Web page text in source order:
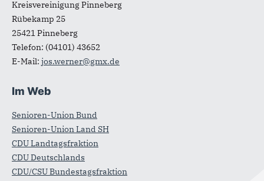
Kreisvereinigung Pinneberg
Rübekamp 25
25421 Pinneberg
Telefon: (04101) 43652
E-Mail: jos.werner@gmx.de
Im Web
Senioren-Union Bund
Senioren-Union Land SH
CDU Landtagsfraktion
CDU Deutschlands
CDU/CSU Bundestagsfraktion